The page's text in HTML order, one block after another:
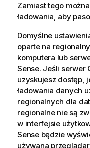
Zamiast tego
ładowania, aby
Domyślne
oparte na
komputera lub
Sense. Jeśli serwer
uzyskujesz dostęp,
ładowania danych
regionalnych dla
regionalne nie są
w interfejsie
Sensebędzie
używana